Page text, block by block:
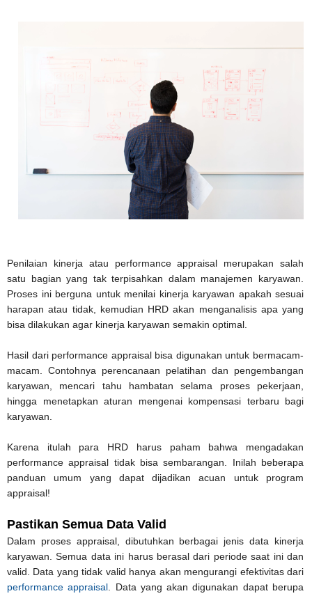
Penilaian kinerja atau performance appraisal merupakan salah
satu bagian yang tak terpisahkan dalam manajemen karyawan.
Proses ini berguna untuk menilai kinerja karyawan apakah sesuai
harapan atau tidak, kemudian HRD akan menganalisis apa yang
bisa dilakukan agar kinerja karyawan semakin optimal.
Hasil dari performance appraisal bisa digunakan untuk bermacam-
macam. Contohnya perencanaan pelatihan dan pengembangan
karyawan, mencari tahu hambatan selama proses pekerjaan,
hingga menetapkan aturan mengenai kompensasi terbaru bagi
karyawan.
Karena itulah para HRD harus paham bahwa mengadakan
performance appraisal tidak bisa sembarangan. Inilah beberapa
panduan umum yang dapat dijadikan acuan untuk program
appraisal!
Pastikan Semua Data Valid
Dalam proses appraisal, dibutuhkan berbagai jenis data kinerja
karyawan. Semua data ini harus berasal dari periode saat ini dan
valid. Data yang tidak valid hanya akan mengurangi efektivitas dari
performance appraisal . Data yang akan digunakan dapat berupa